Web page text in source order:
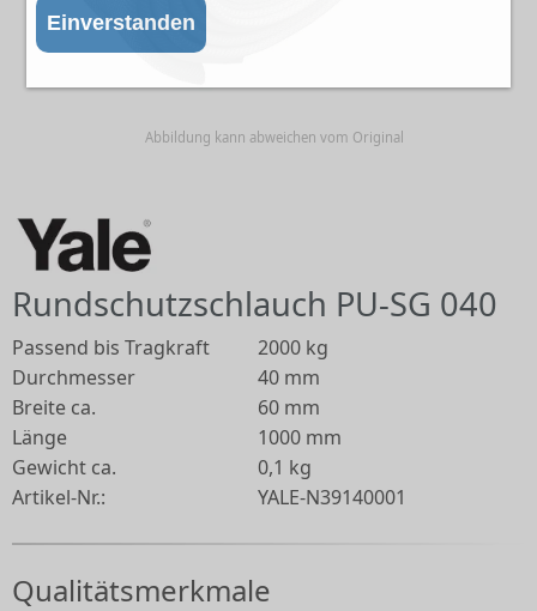
Einverstanden
Abbildung kann abweichen vom Original
Rundschutzschlauch PU-SG 040
Passend bis Tragkraft
2000 kg
Durchmesser
40 mm
Breite ca.
60 mm
Länge
1000 mm
Gewicht ca.
0,1 kg
Artikel-Nr.:
YALE-N39140001
Qualitätsmerkmale